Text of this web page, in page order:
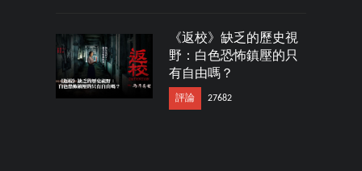
《返校》缺乏的歷史視
野：白色恐怖鎮壓的只
有自由嗎？
評論 27682